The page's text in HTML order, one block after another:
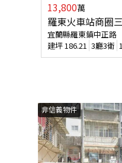
13,800萬
羅東火車站商圈
宜蘭縣羅東鎮中正路
建坪186.21 3廳3衛
非信義物件